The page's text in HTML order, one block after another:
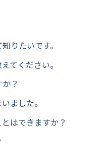
りたいです。
てください。
？
ました。
はできますか？